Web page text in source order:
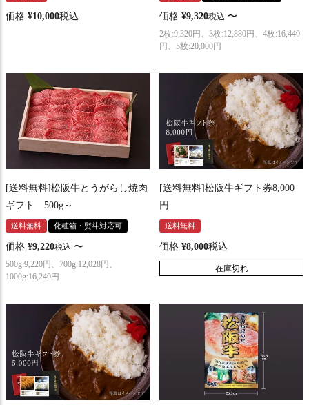
価格 ¥10,000税込 価格 ¥9,320税込 〜
2枚:9,320円、3枚:12,880円、4枚:16,440
円、5枚:20,000円
[送料無料]松阪牛とうがらし焼肉
ギフト 500g～
送料無料 化粧箱・熨斗対応可
価格 ¥9,220税込 〜
500g:9,220円、700g:12,028円、
1000g:16,240円
[送料無料]松阪牛ギフト券8,000
円
送料無料
価格 ¥8,000税込
在庫切れ